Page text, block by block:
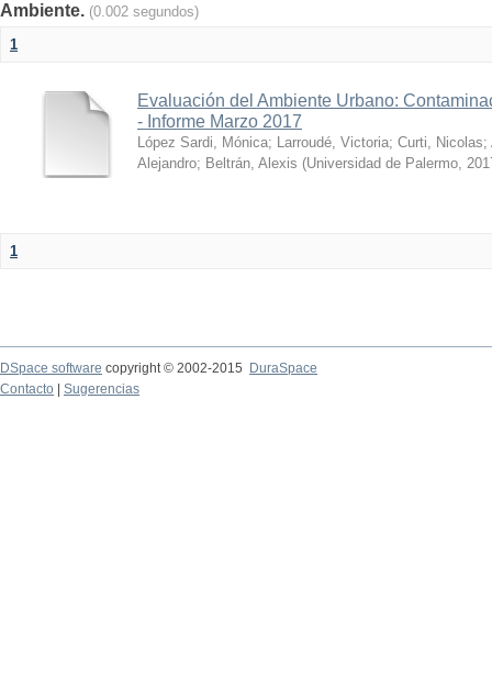
Ambiente. (0.002 segundos)
1
Evaluación del Ambiente Urbano:
- Informe Marzo 2017
López Sardi, Mónica; Larroudé, Victoria; Curti, Nicolas;
Alejandro; Beltrán, Alexis (Universidad de Palermo,
1
DSpace software copyright © 2002-2015
DuraSpace
Contacto
Sugerencias